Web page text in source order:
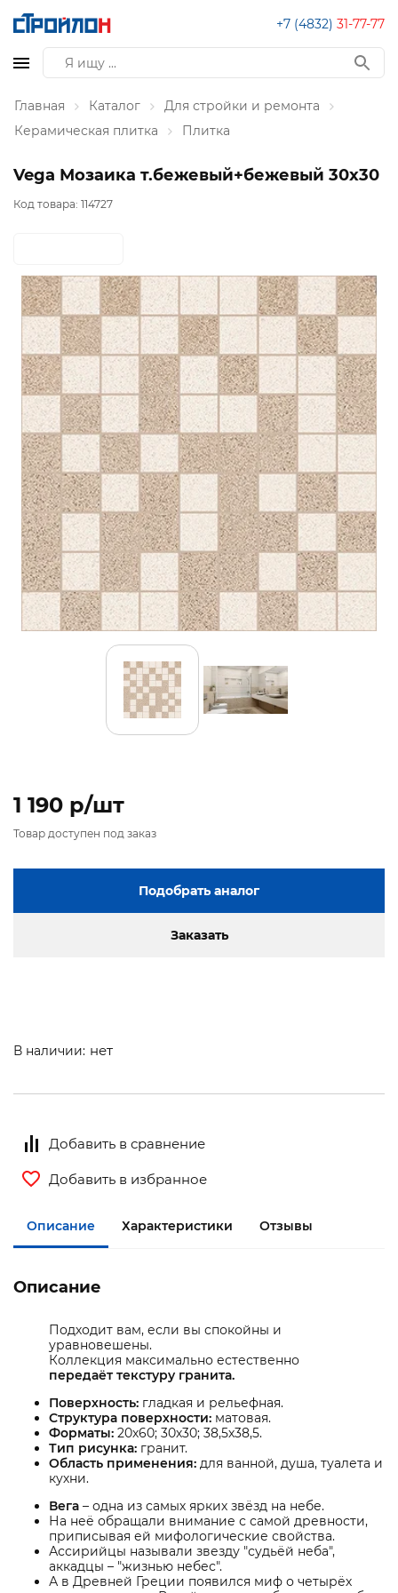
+7 (4832) 31-77-77
Главная Каталог
Для стройки и ремонта
Керамическая плитка
Плитка
Vega Мозаика т.бежевый+бежевый 30х30
Код товара: 114727
1 190 p/шт
Товар доступен под заказ
Подобрать аналог
Заказать
В наличии: нет
Добавить в сравнение
Добавить в избранное
Описание Характеристики Отзывы
Описание
Подходит вам, если вы спокойны и
уравновешены.
Коллекция максимально естественно
передаёт текстуру гранита.
Поверхность: гладкая и рельефная.
Структура поверхности: матовая.
Форматы: 20х60; 30х30; 38,5х38,5.
Тип рисунка: гранит.
Область применения: для ванной, душа, туалета и
кухни.
Вега – одна из самых ярких звёзд на небе.
На неё обращали внимание с самой древности,
приписывая ей мифологические свойства.
Ассирийцы называли звезду "судьёй неба",
аккадцы – "жизнью небес".
А в Древней Греции появился миф о четырёх